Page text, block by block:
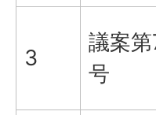
3
議案
号